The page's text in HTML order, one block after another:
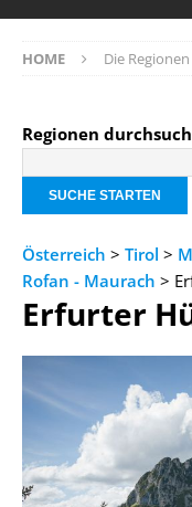
HOME Die Regionen
Regionen
Österreich > Tirol >
Rofan - Maurach >
Erfurter